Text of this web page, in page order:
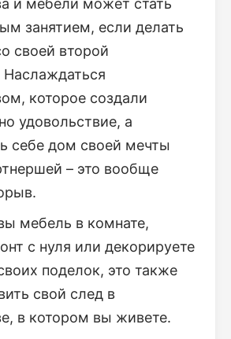
и мебели может стать
занятием, если делать
своей второй
Наслаждаться
которое создали
удовольствие, а
себе дом своей мечты
– это вообще
мебель в комнате,
с нуля или декорируете
поделок, это также
свой след в
в котором вы живете.